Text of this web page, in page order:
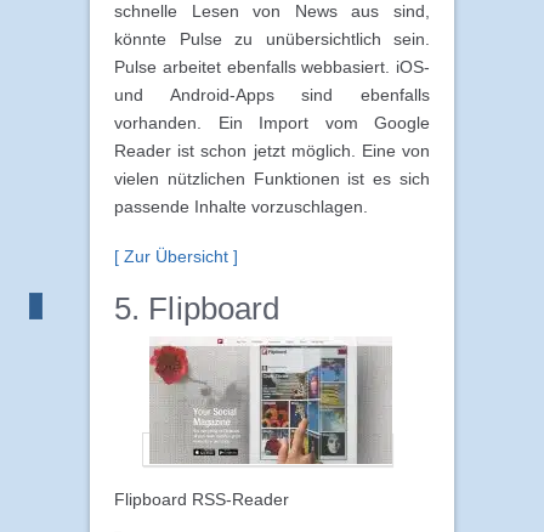
schnelle Lesen von News aus sind,
könnte Pulse zu unübersichtlich sein.
Pulse arbeitet ebenfalls webbasiert. iOS-
und Android-Apps sind ebenfalls
vorhanden. Ein Import vom Google
Reader ist schon jetzt möglich. Eine von
vielen nützlichen Funktionen ist es sich
passende Inhalte vorzuschlagen.
[ Zur Übersicht ]
5. Flipboard
Flipboard RSS-Reader